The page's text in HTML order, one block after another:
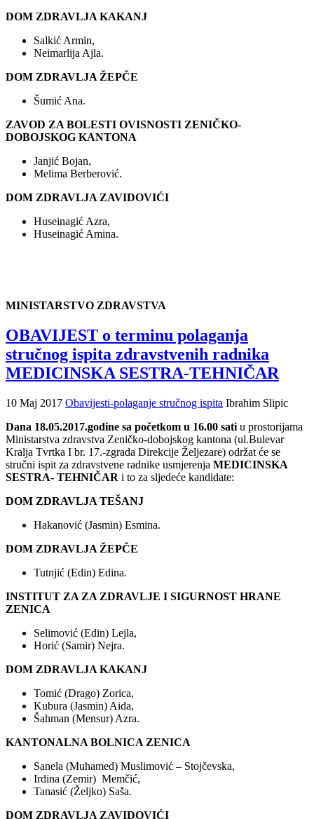
DOM ZDRAVLJA KAKANJ
Salkić Armin,
Neimarlija Ajla.
DOM ZDRAVLJA ŽEPČE
Šumić Ana.
ZAVOD ZA BOLESTI OVISNOSTI ZENIČKO-
DOBOJSKOG KANTONA
Janjić Bojan,
Melima Berberović.
DOM ZDRAVLJA ZAVIDOVIĆI
Huseinagić Azra,
Huseinagić Amina.
MINISTARSTVO ZDRAVSTVA
OBAVIJEST o terminu polaganja
stručnog ispita zdravstvenih radnika
MEDICINSKA SESTRA-TEHNIČAR
10 Maj 2017 Obavijesti-polaganje stručnog ispita Ibrahim Slipic
Dana 18.05.2017.godine sa početkom u 16.00 sati u prostorijama
Ministarstva zdravstva Zeničko-dobojskog kantona (ul.Bulevar
Kralja Tvrtka I br. 17.-zgrada Direkcije Željezare) održat će se
stručni ispit za zdravstvene radnike usmjerenja MEDICINSKA
SESTRA- TEHNIČAR i to za sljedeće kandidate:
DOM ZDRAVLJA TEŠANJ
Hakanović (Jasmin) Esmina.
DOM ZDRAVLJA ŽEPČE
Tutnjić (Edin) Edina.
INSTITUT ZA ZA ZDRAVLJE I SIGURNOST HRANE
ZENICA
Selimović (Edin) Lejla,
Horić (Samir) Nejra.
DOM ZDRAVLJA KAKANJ
Tomić (Drago) Zorica,
Kubura (Jasmin) Aida,
Šahman (Mensur) Azra.
KANTONALNA BOLNICA ZENICA
Sanela (Muhamed) Muslimović – Stojčevska,
Irdina (Zemir) Memčić,
Tanasić (Željko) Saša.
DOM ZDRAVLJA ZAVIDOVIĆI